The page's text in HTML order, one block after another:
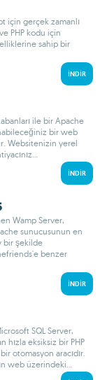
için gerçek zamanlı
PHP kodu için
sahip bir
İNDIR
ile bir Apache
bir web
Websitenizin yerel
İNDIR
Wamp Server,
sunucusunun en
bir şekilde
benzer
İNDIR
SQL Server,
hızla eksiksiz bir PHP
otomasyon aracıdır.
web üzerindeki...